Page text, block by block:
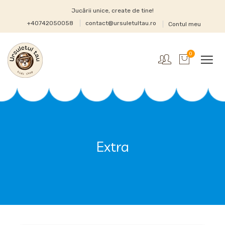
Jucării unice, create de tine!
+40742050058
contact@ursuletultau.ro Contul meu
0
Extra